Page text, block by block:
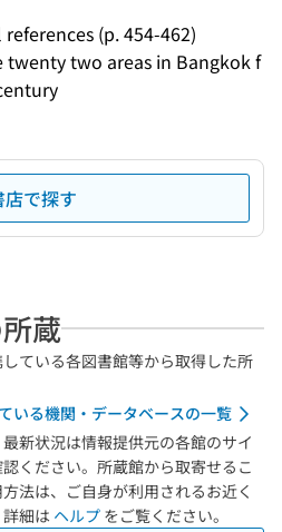
(p. 454-462)
twenty two areas in Bangkok f
店で探す
蔵
ている各図書館等から取得した所
いる機関・データベースの一覧
新状況は情報提供元の各館のサイ
ください。所蔵館から取寄せるこ
法は、ご自身が利用されるお近く
細は ヘルプ をご覧ください。